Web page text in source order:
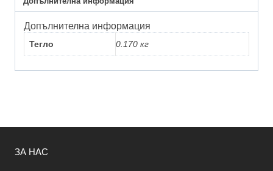
Допълнителна информация
Тегло 0.170 кг
ЗА НАС